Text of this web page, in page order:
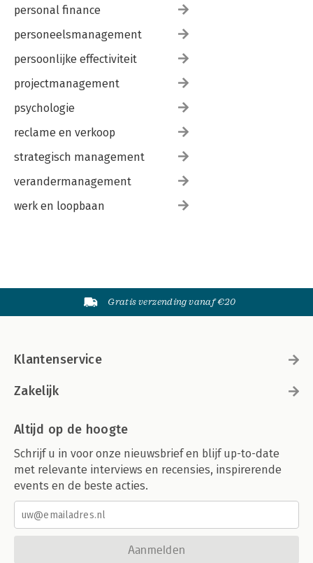
personal finance
personeelsmanagement
persoonlijke effectiviteit
projectmanagement
psychologie
reclame en verkoop
strategisch management
verandermanagement
werk en loopbaan
Gratis verzending vanaf €20
Klantenservice
Zakelijk
Altijd op de hoogte
Schrijf u in voor onze nieuwsbrief en blijf up-to-date
met relevante interviews en recensies, inspirerende
events en de beste acties.
Aanmelden